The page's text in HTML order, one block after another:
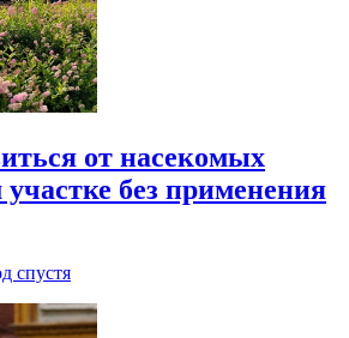
от насекомых
без применения
спустя